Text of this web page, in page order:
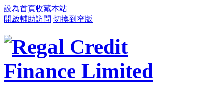
設為首頁收藏本站
開啟輔助訪問 切換到窄版